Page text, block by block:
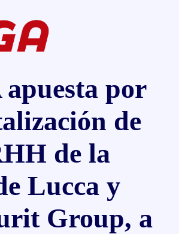
por
de
de la
Lucca y
Group, a